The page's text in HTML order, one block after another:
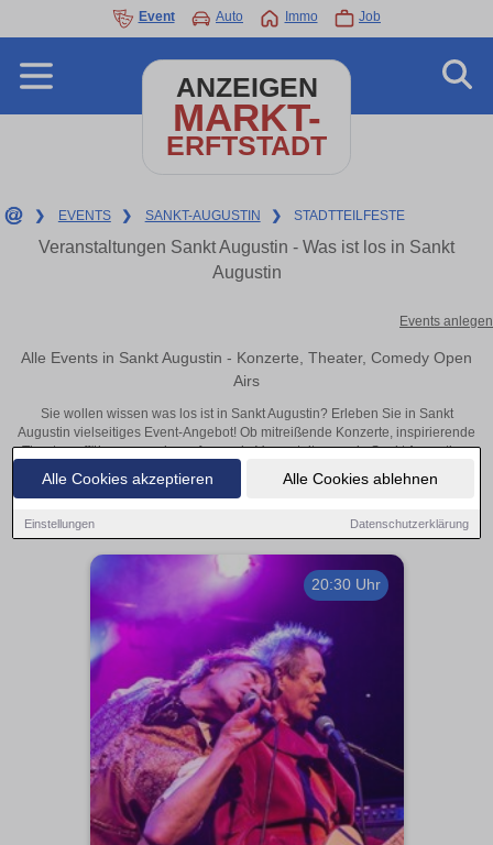
Alle Cookies akzeptieren Alle Cookies ablehnen
Einstellungen Datenschutzerklärung
Event Auto Immo Job
ANZEIGEN
MARKT-
ERFTSTADT
❯ EVENTS ❯ SANKT-AUGUSTIN ❯ STADTTEILFESTE
Veranstaltungen Sankt Augustin - Was ist los in Sankt
Augustin
Events anlegen
Alle Events in Sankt Augustin - Konzerte, Theater, Comedy Open
Airs
Sie wollen wissen was los ist in Sankt Augustin? Erleben Sie in Sankt
Augustin vielseitiges Event-Angebot! Ob mitreißende Konzerte, inspirierende
Theateraufführungen oder aufregende Veranstaltungen in Sankt Augustin –
hier finden alles im Überblick und Tickets.
20:30 Uhr